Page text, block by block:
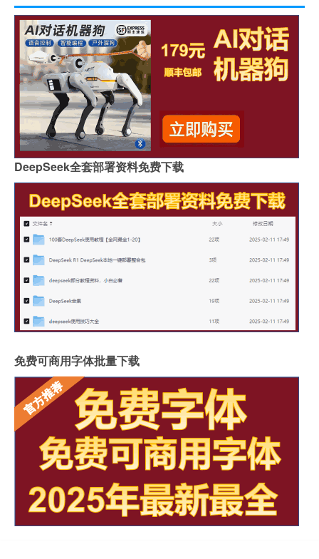
DeepSeek全套部署资料免费下载
免费可商用字体批量下载